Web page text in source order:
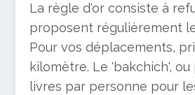
La règle d'or consiste à
proposent régulièrement
Pour vos déplacements,
kilomètre. Le 'bakchich',
livres par personne pour